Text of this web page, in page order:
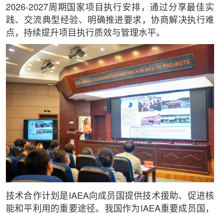
2026-2027周期国家项目执行安排，通过分享最佳实
践、交流典型经验、明确推进要求，协商解决执行难
点，持续提升项目执行质效与管理水平。
技术合作计划是IAEA向成员国提供技术援助、促进核
能和平利用的重要途径。我国作为IAEA重要成员国，